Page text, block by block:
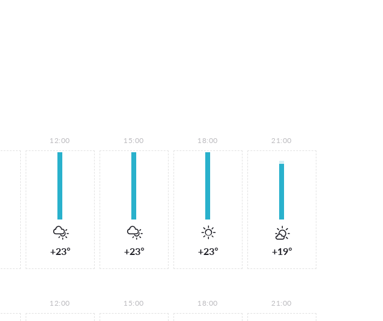
12:00
+23°
15:00
+23°
18:00
+23°
21:00
+19°
12:00 15:00 18:00 21:00